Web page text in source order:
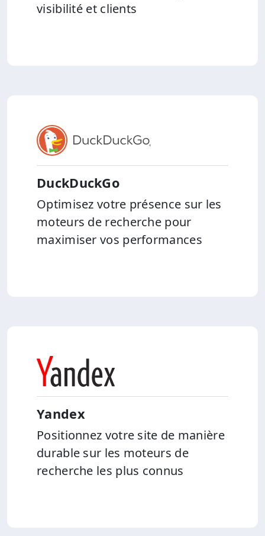
visibilité et clients
DuckDuckGo
Optimisez votre présence sur les
moteurs de recherche pour
maximiser vos performances
Yandex
Positionnez votre site de manière
durable sur les moteurs de
recherche les plus connus